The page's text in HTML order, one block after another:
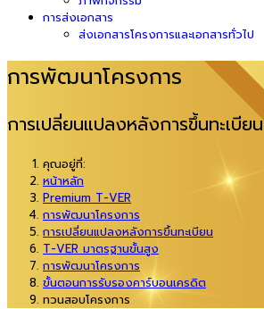
การส่งเอกสาร
ส่งเอกสารโครงการและเอกสารทั่วไป
การพัฒนาโครงการ
การเปลี่ยนแปลงหลังการขึ้นทะเบียน
คุณอยู่ที่:
หน้าหลัก
Premium T-VER
การพัฒนาโครงการ
การเปลี่ยนแปลงหลังการขึ้นทะเบียน
T-VER มาตรฐานขั้นสูง
การพัฒนาโครงการ
ขั้นตอนการรับรองคาร์บอนเครดิต
ทวนสอบโครงการ